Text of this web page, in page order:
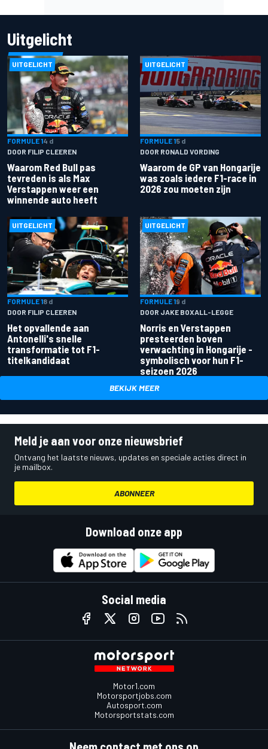
Uitgelicht
UITGELICHT
FORMULE 14 d
DOOR FILIP CLEEREN
Waarom Red Bull pas
tevreden is als Max
Verstappen weer een
winnende auto heeft
UITGELICHT
FORMULE 15 d
DOOR RONALD VORDING
Waarom de GP van Hongarije
was zoals iedere F1-race in
2026 zou moeten zijn
UITGELICHT
FORMULE 18 d
DOOR FILIP CLEEREN
Het opvallende aan
Antonelli's snelle
transformatie tot F1-
titelkandidaat
UITGELICHT
FORMULE 19 d
DOOR JAKE BOXALL-LEGGE
Norris en Verstappen
presteerden boven
verwachting in Hongarije -
symbolisch voor hun F1-
seizoen 2026
BEKIJK MEER
Meld je aan voor onze nieuwsbrief
Ontvang het laatste nieuws, updates en speciale acties direct in
je mailbox.
ABONNEER
Download onze app
Social media
Motor1.com
Motorsportjobs.com
Autosport.com
Motorsportstats.com